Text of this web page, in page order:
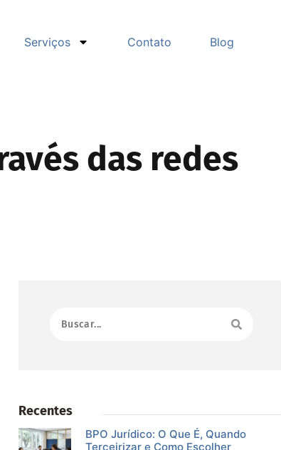
Serviços Contato Blog
das redes
Recentes
BPO Jurídico: O Que É, Quando
Terceirizar e Como Escolher